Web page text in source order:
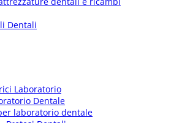
Dentali
Laboratorio
Dentale
laboratorio dentale